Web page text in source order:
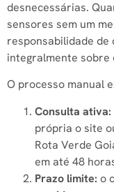
desnecessárias.
sensores sem um
responsabilidade
integralmente
O processo manual
Consulta ativa:
própria o site
Rota Verde
em até 48
Prazo limite: o